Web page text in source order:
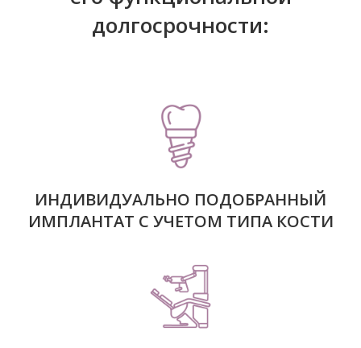
долгосрочности:
ИНДИВИДУАЛЬНО ПОДОБРАННЫЙ
ИМПЛАНТАТ С УЧЕТОМ ТИПА КОСТИ